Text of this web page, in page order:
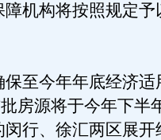
机构将按照规定
至今年年底经济适
房源将于今年下半
行、徐汇两区展开